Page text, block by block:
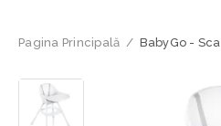
Pagina Principală / BabyGo -